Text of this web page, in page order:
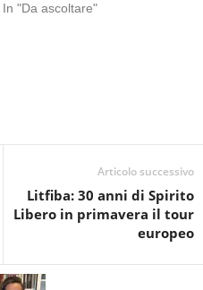
In "Da ascoltare"
Articolo successivo
Litfiba: 30 anni di Spirito
Libero in primavera il tour
europeo